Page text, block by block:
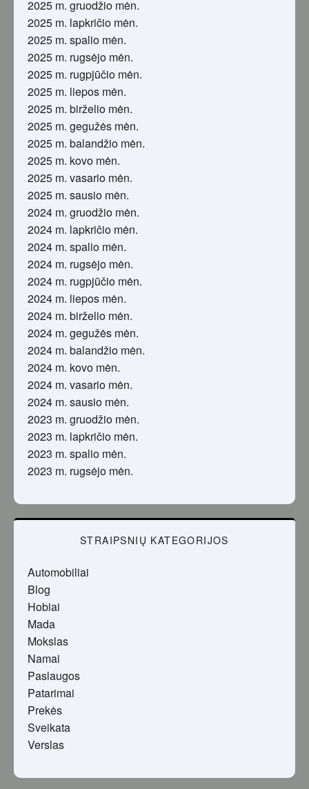
2025 m. gruodžio mėn.
2025 m. lapkričio mėn.
2025 m. spalio mėn.
2025 m. rugsėjo mėn.
2025 m. rugpjūčio mėn.
2025 m. liepos mėn.
2025 m. birželio mėn.
2025 m. gegužės mėn.
2025 m. balandžio mėn.
2025 m. kovo mėn.
2025 m. vasario mėn.
2025 m. sausio mėn.
2024 m. gruodžio mėn.
2024 m. lapkričio mėn.
2024 m. spalio mėn.
2024 m. rugsėjo mėn.
2024 m. rugpjūčio mėn.
2024 m. liepos mėn.
2024 m. birželio mėn.
2024 m. gegužės mėn.
2024 m. balandžio mėn.
2024 m. kovo mėn.
2024 m. vasario mėn.
2024 m. sausio mėn.
2023 m. gruodžio mėn.
2023 m. lapkričio mėn.
2023 m. spalio mėn.
2023 m. rugsėjo mėn.
STRAIPSNIŲ KATEGORIJOS
Automobiliai
Blog
Hobiai
Mada
Mokslas
Namai
Paslaugos
Patarimai
Prekės
Sveikata
Verslas